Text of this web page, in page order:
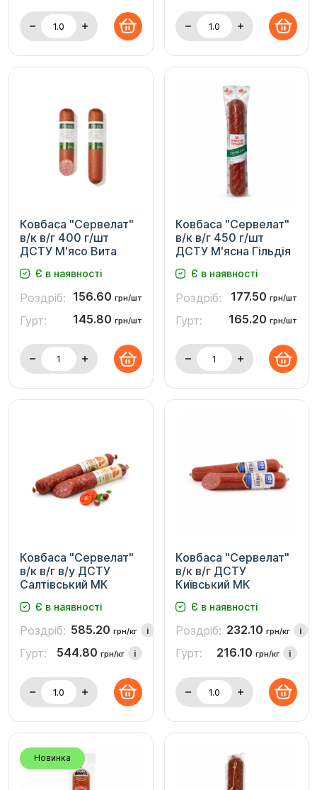
Ковбаса "Сервелат"
в/к в/г 400 г/шт
ДСТУ М'ясо Вита
Є в наявності
Роздріб: 156.60 грн/шт
Гурт: 145.80 грн/шт
Ковбаса "Сервелат"
в/к в/г 450 г/шт
ДСТУ М'ясна Гільдія
Є в наявності
Роздріб: 177.50 грн/шт
Гурт: 165.20 грн/шт
Ковбаса "Сервелат"
в/к в/г в/у ДСТУ
Салтівський МК
Є в наявності
Роздріб: 585.20 грн/кг i
Гурт: 544.80 грн/кг i
Ковбаса "Сервелат"
в/к в/г ДСТУ
Київський МК
Є в наявності
Роздріб: 232.10 грн/кг i
Гурт: 216.10 грн/кг i
Новинка